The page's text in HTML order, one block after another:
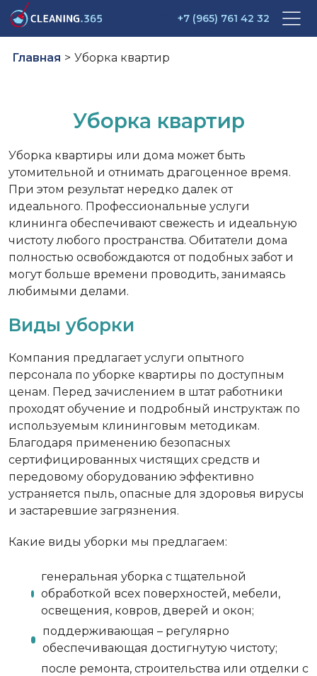
+7 (965) 761 42 32
Главная > Уборка квартир
Уборка квартир
Уборка квартиры или дома может быть
утомительной и отнимать драгоценное время.
При этом результат нередко далек от
идеального. Профессиональные услуги
клининга обеспечивают свежесть и идеальную
чистоту любого пространства. Обитатели дома
полностью освобождаются от подобных забот и
могут больше времени проводить, занимаясь
любимыми делами.
Виды уборки
Компания предлагает услуги опытного
персонала по уборке квартиры по доступным
ценам. Перед зачислением в штат работники
проходят обучение и подробный инструктаж по
используемым клининговым методикам.
Благодаря применению безопасных
сертифицированных чистящих средств и
передовому оборудованию эффективно
устраняется пыль, опасные для здоровья вирусы
и застаревшие загрязнения.
Какие виды уборки мы предлагаем:
генеральная уборка с тщательной
обработкой всех поверхностей, мебели,
освещения, ковров, дверей и окон;
поддерживающая – регулярно
обеспечивающая достигнутую чистоту;
после ремонта, строительства или отделки с